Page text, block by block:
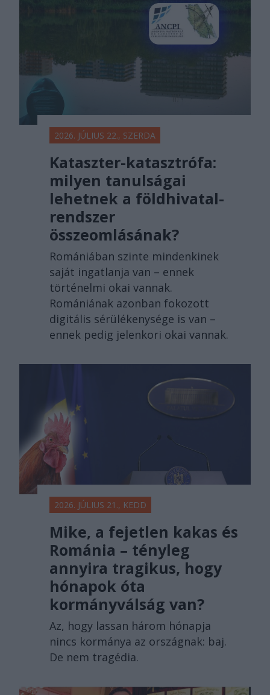
2026. JÚLIUS 22., SZERDA
Kataszter-katasztrófa:
milyen tanulságai
lehetnek a földhivatal-
rendszer
összeomlásának?
Romániában szinte mindenkinek
saját ingatlanja van – ennek
történelmi okai vannak.
Romániának azonban fokozott
digitális sérülékenysége is van –
ennek pedig jelenkori okai vannak.
2026. JÚLIUS 21., KEDD
Mike, a fejetlen kakas és
Románia – tényleg
annyira tragikus, hogy
hónapok óta
kormányválság van?
Az, hogy lassan három hónapja
nincs kormánya az országnak: baj.
De nem tragédia.